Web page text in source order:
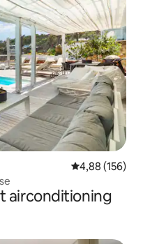
Gemiddelde
4,88 (156)
airconditioning